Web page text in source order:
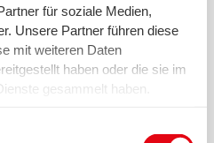
für soziale Medien,
Unsere Partner führen diese
mit weiteren Daten
haben oder die sie im
gesammelt haben.
bis zu 260.000 MWh/a
K1 + K4
K2 + K3
40 bar
400°C 217°C